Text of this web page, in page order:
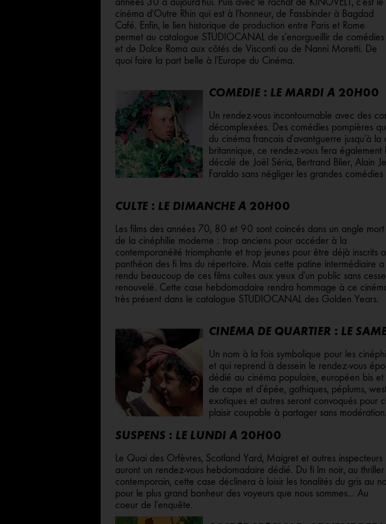
cinéma d'Outre Rhin qui est à l'honneur, de Fassbinder à Bagdad
Café. Enfin, le lien historique de production entre Paris et Rome
permet au catalogue STUDIOCANAL de s'enorgueillir de comédies
et de Dolce Roma aux côtés de Visconti ou de Nanni Moretti. De
quoi faire la part belle à l'Europe du Cinéma.
COMÉDIE : LE MARDI À 20H00
Un rendez-vous incontournable avec des
décomplexées. Des comédies pompières
du cinéma français d'avantguerre jusqu'à la
britannique, ce rendez-vous fera
décalé de Joël Séria, Bertrand Blier, Alain
Faraldo sans négliger les grandes
CULTE : LE DIMANCHE À 20H00
Les films des années 70, 80 et 90 sont coincés dans un angle mort
de la cinéphilie moderne : trop anciens pour accéder à la
contemporanéité triomphante et trop jeunes pour être déjà inscrits
panthéon des fi lms du répertoire. Mais cette patine intermédiaire a
rendu beaucoup de ces films cultes aux yeux d'un public sans cesse
renouvelé. Cette case hebdomadaire rendra hommage à ce
très présent dans le catalogue STUDIOCANAL des Golden Years.
CINÉMA DE QUARTIER : LE
Un nom à la fois symbolique pour les
et qui reprend à dessein le rendez-vous
dédié au cinéma populaire, européen bis et
de cape et d'épée, gothiques, péplums,
exotiques et autres seront convoqués pour
plaisir coupable à partager sans modération.
SUSPENS : LE LUNDI À 20H00
Le Quai des Orfèvres, Scotland Yard, Maigret et autres inspecteurs
auront un rendez-vous hebdomadaire dédié. Du fi lm noir, au thriller
contemporain, cette case déclinera à loisir les tonalités du gris au
pour le plus grand bonheur des voyeurs que nous sommes... Au
coeur de l'enquête.